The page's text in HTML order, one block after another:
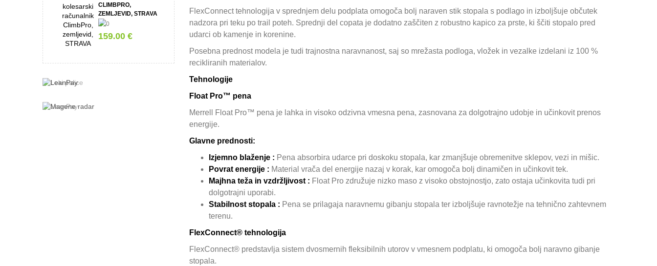
CLIMBPRO,
ZEMLJEVID, STRAVA
159.00 €
FlexConnect tehnologija v sprednjem delu podplata omogoča bolj naraven stik stopala s podlago in izboljšuje občutek
nadzora pri teku po trail poteh. Sprednji del copata je dodatno zaščiten z robustno kapico za prste, ki ščiti stopalo pred
udarci ob kamenje in korenine.
Posebna prednost modela je tudi trajnostna naravnanost, saj so mrežasta podloga, vložek in vezalke izdelani iz 100 %
recikliranih materialov.
Tehnologije
Float Pro™ pena
Merrell Float Pro™ pena je lahka in visoko odzivna vmesna pena, zasnovana za dolgotrajno udobje in učinkovit prenos
energije.
Glavne prednosti:
Izjemno blaženje : Pena absorbira udarce pri doskoku stopala, kar zmanjšuje obremenitve sklepov, vezi in mišic.
Povrat energije : Material vrača del energije nazaj v korak, kar omogoča bolj dinamičen in učinkovit tek.
Majhna teža in vzdržljivost : Float Pro združuje nizko maso z visoko obstojnostjo, zato ostaja učinkovita tudi pri
dolgotrajni uporabi.
Stabilnost stopala : Pena se prilagaja naravnemu gibanju stopala ter izboljšuje ravnotežje na tehnično zahtevnem
terenu.
FlexConnect® tehnologija
FlexConnect® predstavlja sistem dvosmernih fleksibilnih utorov v vmesnem podplatu, ki omogoča bolj naravno gibanje
stopala.